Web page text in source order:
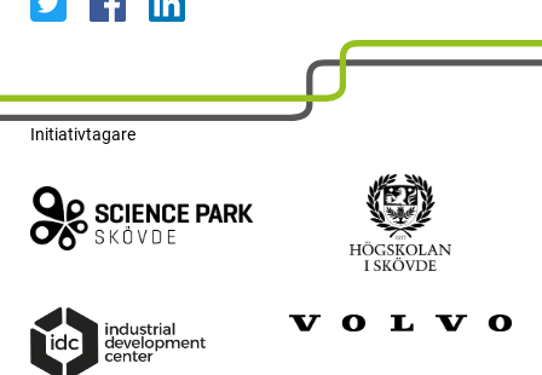
Initiativtagare